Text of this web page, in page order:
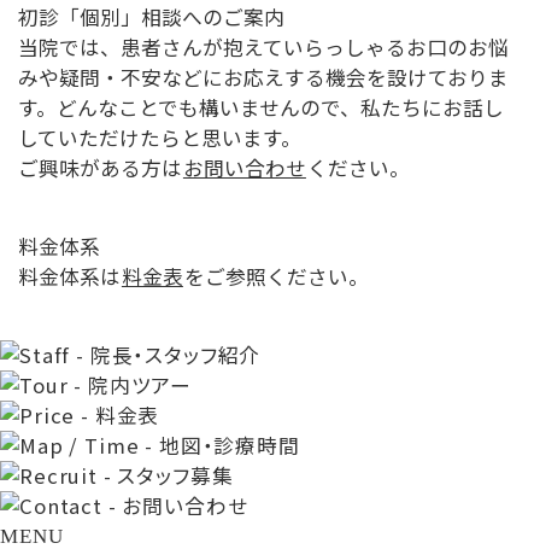
初診「個別」相談へのご案内
当院では、患者さんが抱えていらっしゃるお口のお悩
みや疑問・不安などにお応えする機会を設けておりま
す。どんなことでも構いませんので、私たちにお話し
していただけたらと思います。
ご興味がある方はお問い合わせ ください。
料金体系
料金体系は料金表をご参照ください。
MENU